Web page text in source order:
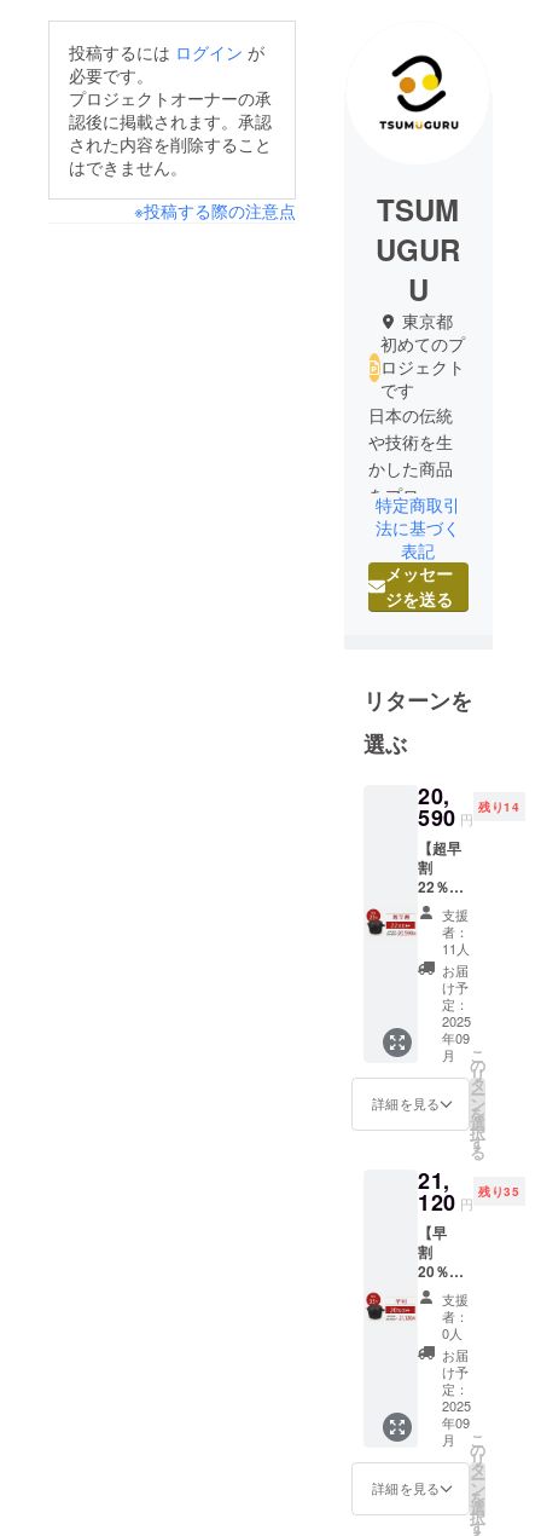
投稿するには ログイン が
必要です。
プロジェクトオーナーの承
認後に掲載されます。承認
された内容を削除すること
はできません。
※投稿する際の注意点
TSUM
UGUR
U
東京都
初めてのプ
ロジェクト
です
日本の伝統
や技術を生
かした商品
をプロ
デュースす
「TSUMUG
URU」。技
価値を、
「紡ぐ」
（TSUMUG
U）。 関わ
る皆が「グ
（GURU）に
なり、笑顔
が「グルグ
ル」循環し
たらいいな
す。
特定商取引
法に基づく
表記
メッセー
ジを送る
リターンを
選ぶ
20,
590 円
残り14
【超早
割
22％OF
F】
20,590
円 マル
チダッ
チオー
ブン
SETO
1個 (一
般販売
予定価
格：
税・送
料込
円) ※税
込・送
料無料
※割引率
は製品
本体の
販売予
定価格
に対す
るもの
です。
※皆様の
ご支援
により
量産効
率が向
上した
支援
者：
11人
お届
け予
定：
2025
年09
月
詳細を見る
こ
の
リ
タ
ー
ン
を
選
択
す
る
21,
120 円
残り35
【早
割
20％OF
F】
21,120
円 マ
ルチ
ダッチ
オーブ
SETO
1個 (一
般販売
予定価
格：
税・送
支援
者：
0人
お届
け予
定：
2025
年09
月
詳細を見る
こ
の
リ
タ
ー
ン
を
選
択
す